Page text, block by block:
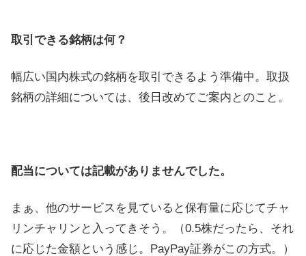
取引できる銘柄は何？
幅広い国内株式の銘柄を取引できるよう準備中。取扱
銘柄の詳細については、後日改めてご案内とのこと。
配当については記載がありませんでした。
まぁ、他のサービスを見ていると保有量に応じてチャ
リンチャリンと入ってきそう。（0.5株だったら、それ
に応じた金額という感じ。PayPay証券がこの方式。）